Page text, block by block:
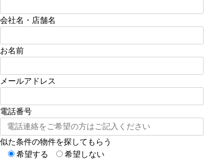
会社名・店舗名
お名前
メールアドレス
電話番号
似た条件の物件を探してもらう
希望する
希望しない